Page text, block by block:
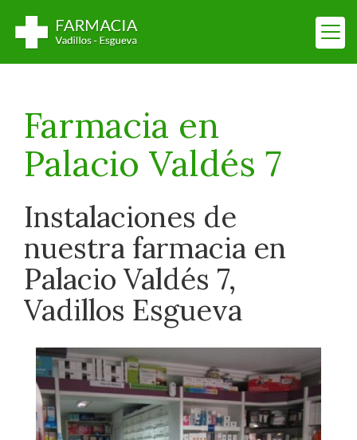
Farmacia en
Palacio Valdés 7
Instalaciones de
nuestra farmacia en
Palacio Valdés 7,
Vadillos Esgueva